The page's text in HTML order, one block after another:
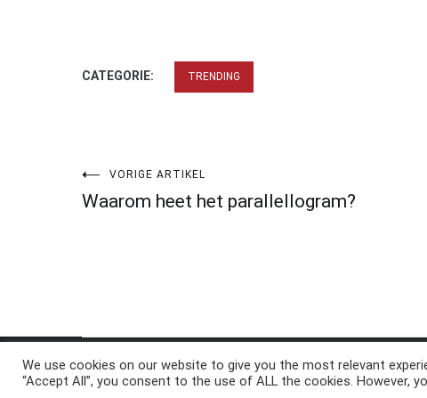
CATEGORIE: TRENDING
Bericht
navigatie
VORIGE ARTIKEL
Waarom heet het parallellogram?
Copyright © 2026ElkAntwoord.com. All rights reserved.
We use cookies on our website to give you the most relevant
“Accept All”, you consent to the use of ALL the cookies. However,